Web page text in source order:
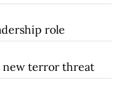
role
new terror threat